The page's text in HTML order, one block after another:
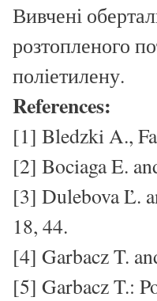
Вивчені
розтопленого
поліетилену.
References:
[1] Bledzki A.,
[2] Bociaga E.
[3] Dulebova Ľ.
18, 44.
[4] Garbacz T.
[5] Garbacz T.: